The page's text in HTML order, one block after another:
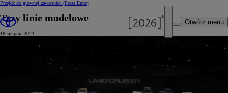
Przejdź do głównej zawartości (Press Enter)
Otwórz menu
Trzy linie modelowe
18 sierpnia 2023